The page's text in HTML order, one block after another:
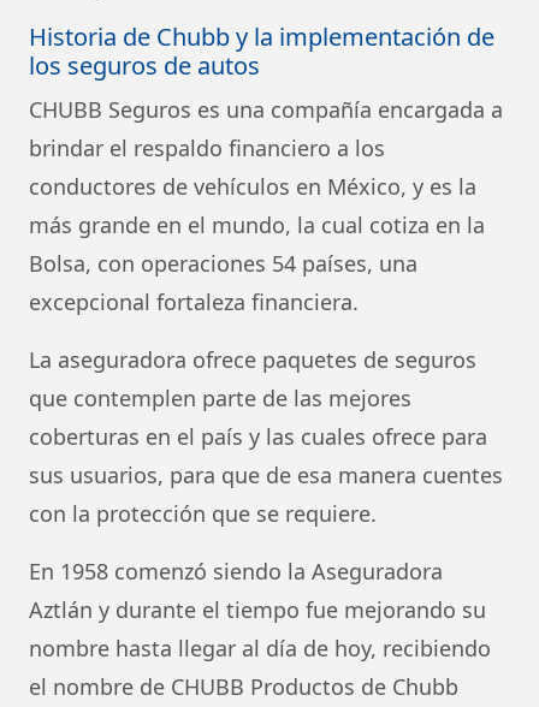
Historia de Chubb y la implementación de
los seguros de autos
CHUBB Seguros es una compañía encargada a
brindar el respaldo financiero a los
conductores de vehículos en México, y es la
más grande en el mundo, la cual cotiza en la
Bolsa, con operaciones 54 países, una
excepcional fortaleza financiera.
La aseguradora ofrece paquetes de seguros
que contemplen parte de las mejores
coberturas en el país y las cuales ofrece para
sus usuarios, para que de esa manera cuentes
con la protección que se requiere.
En 1958 comenzó siendo la Aseguradora
Aztlán y durante el tiempo fue mejorando su
nombre hasta llegar al día de hoy, recibiendo
el nombre de CHUBB Productos de Chubb